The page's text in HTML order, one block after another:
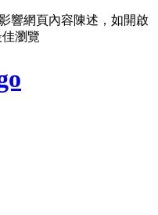
響網頁內容陳述，如開啟
佳瀏覽